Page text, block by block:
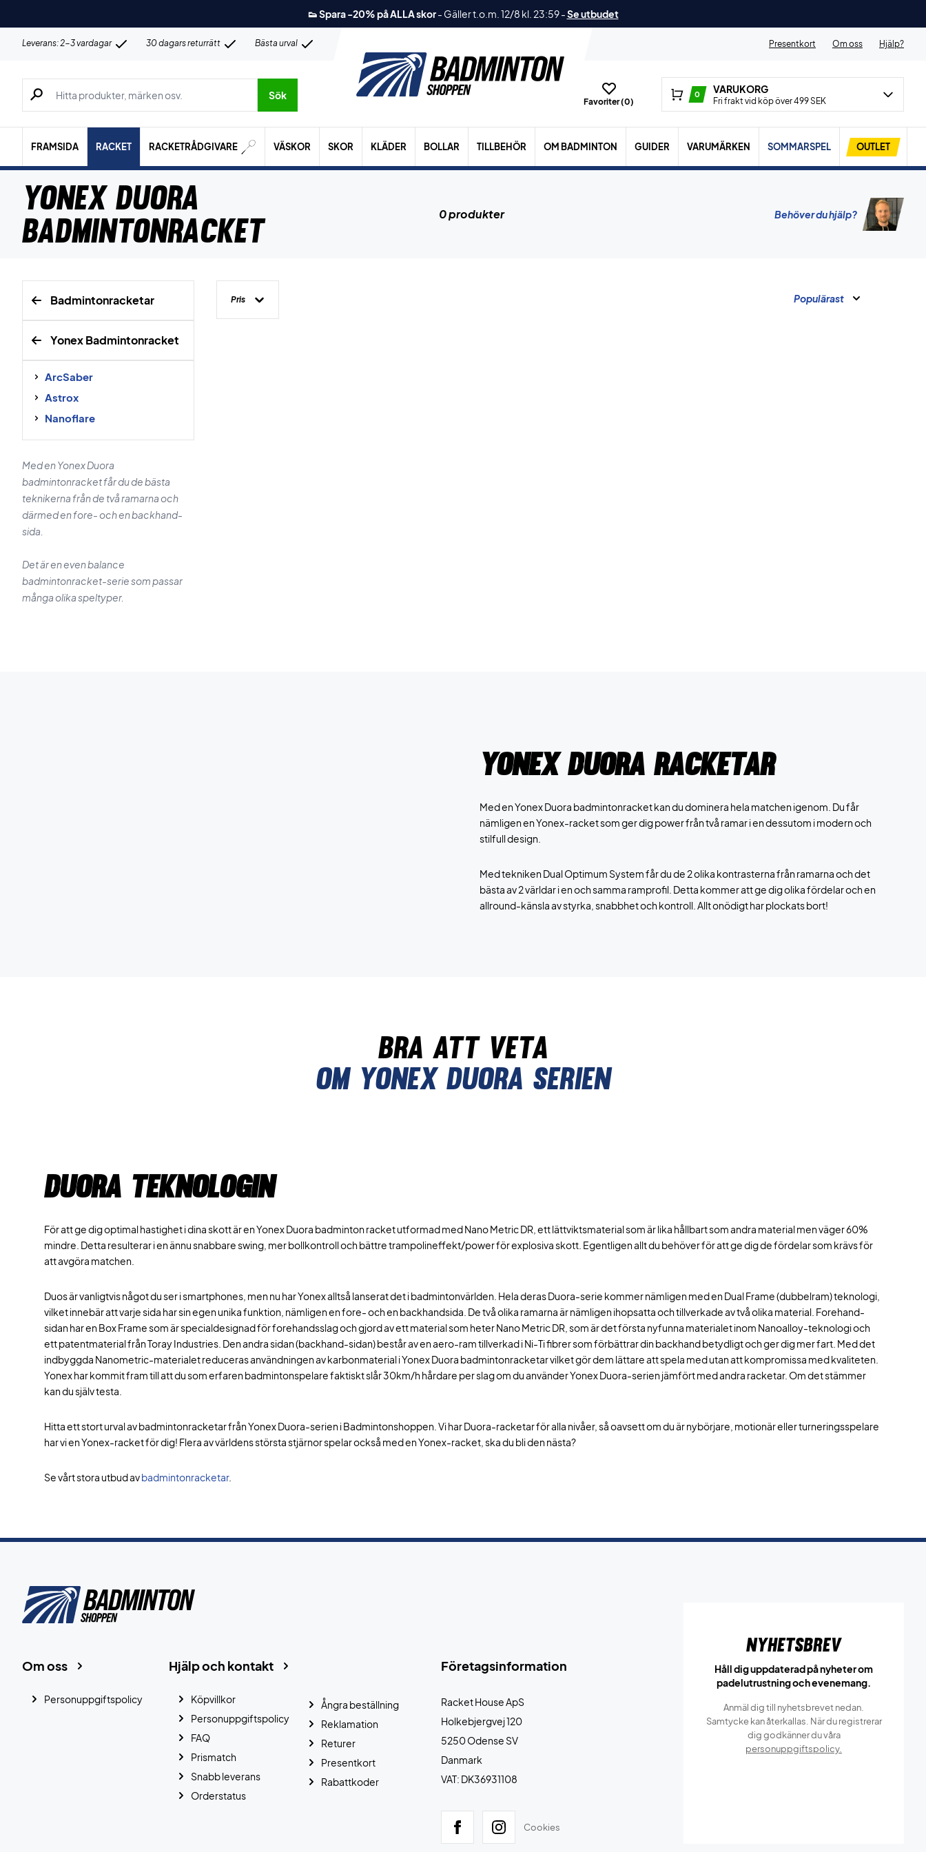
👟 Spara -20% på ALLA skor- Gäller t.o.m. 12/8 kl. 23:59-Se utbudet
Leverans: 2-3 vardagar 30 dagars returrätt Bästa urval Presentkort Om oss Hjälp?
Sök efter produkter, märken osv.
Sök
Favoriter (0)
0 VARUKORG
Fri frakt vid köp över 499 SEK
FRAMSIDA RACKET RACKETRÅDGIVARE VÄSKOR SKOR KLÄDER BOLLAR TILLBEHÖR OM BADMINTON GUIDER VARUMÄRKEN SOMMARSPEL OUTLET
Yonex Duora
Badmintonracket
0 produkter Behöver du hjälp?
Badmintonracketar
Yonex Badmintonracket
ArcSaber
Astrox
Nanoflare
Med en Yonex Duora
badmintonracket får du de bästa
teknikerna från de två ramarna och
därmed en fore- och en backhand-
sida.
Det är en even balance
badmintonracket-serie som passar
många olika speltyper.
Pris Populärast
Yonex Duora racketar
Med en Yonex Duora badmintonracket kan du dominera hela matchen igenom. Du får
nämligen en Yonex-racket som ger dig power från två ramar i en dessutom i modern och
stilfull design.
Med tekniken Dual Optimum System får du de 2 olika kontrasterna från ramarna och det
bästa av 2 världar i en och samma ramprofil. Detta kommer att ge dig olika fördelar och en
allround-känsla av styrka, snabbhet och kontroll. Allt onödigt har plockats bort!
bra att veta
Om yonex duora serien
Duora teknologin
För att ge dig optimal hastighet i dina skott är en Yonex Duora badminton racket utformad med Nano Metric DR, ett lättviktsmaterial som är lika hållbart som andra material men väger 60%
mindre. Detta resulterar i en ännu snabbare swing, mer bollkontroll och bättre trampolineffekt/power för explosiva skott. Egentligen allt du behöver för att ge dig de fördelar som krävs för
att avgöra matchen.
Duos är vanligtvis något du ser i smartphones, men nu har Yonex alltså lanserat det i badmintonvärlden. Hela deras Duora-serie kommer nämligen med en Dual Frame (dubbelram) teknologi,
vilket innebär att varje sida har sin egen unika funktion, nämligen en fore- och en backhandsida. De två olika ramarna är nämligen ihopsatta och tillverkade av två olika material. Forehand-
sidan har en Box Frame som är specialdesignad för forehandsslag och gjord av ett material som heter Nano Metric DR, som är det första nyfunna materialet inom Nanoalloy-teknologi och
ett patentmaterial från Toray Industries. Den andra sidan (backhand-sidan) består av en aero-ram tillverkad i Ni-Ti fibrer som förbättrar din backhand betydligt och ger dig mer fart. Med det
indbyggda Nanometric-materialet reduceras användningen av karbonmaterial i Yonex Duora badmintonracketar vilket gör dem lättare att spela med utan att kompromissa med kvaliteten.
Yonex har kommit fram till att du som erfaren badmintonspelare faktiskt slår 30km/h hårdare per slag om du använder Yonex Duora-serien jämfört med andra racketar. Om det stämmer
kan du själv testa.
Hitta ett stort urval av badmintonracketar från Yonex Duora-serien i Badmintonshoppen. Vi har Duora-racketar för alla nivåer, så oavsett om du är nybörjare, motionär eller turneringsspelare
har vi en Yonex-racket för dig! Flera av världens största stjärnor spelar också med en Yonex-racket, ska du bli den nästa?
Se vårt stora utbud avbadmintonracketar.
Företagsinformation
Racket House ApS
Holkebjergvej 120
5250 Odense SV
Danmark
VAT: DK36931108
Cookies
Hjälp och kontakt
Köpvillkor
Personuppgiftspolicy
FAQ
Prismatch
Snabb leverans
Orderstatus
Ångra beställning
Reklamation
Returer
Presentkort
Rabattkoder
Om oss
Personuppgiftspolicy
Nyhetsbrev
Håll dig uppdaterad på nyheter om
padelutrustning och evenemang.
Anmäl dig till nyhetsbrevet nedan.
Samtycke kan återkallas. När du registrerar
dig godkänner du våra
personuppgiftspolicy.